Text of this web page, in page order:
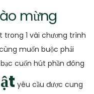
mừng
trong 1 vài chương trình
muốn buộc phải
cuốn hút phần đông
yêu cầu được cung